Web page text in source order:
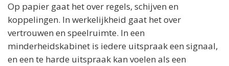
Op papier gaat het over regels, schijven en
koppelingen. In werkelijkheid gaat het over
vertrouwen en speelruimte. In een
minderheidskabinet is iedere uitspraak een signaal,
en een te harde uitspraak kan voelen als een